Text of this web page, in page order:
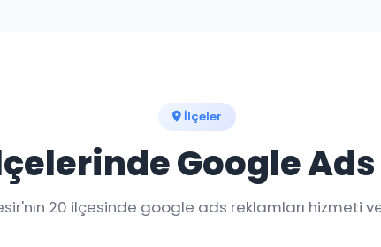
İlçeler
Google
20 ilçesinde google ads reklamları hizmeti